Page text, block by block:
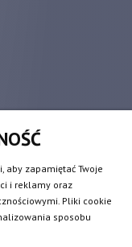
aby zapamiętać Twoje
i reklamy oraz
Pliki cookie
sposobu